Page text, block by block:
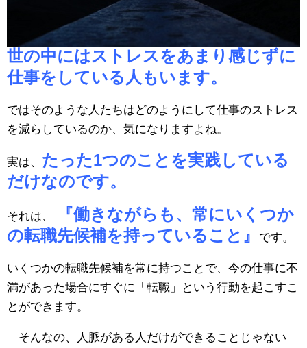
世の中にはストレスをあまり感じずに
仕事をしている人もいます。
ではそのような人たちはどのようにして仕事のストレス
を減らしているのか、気になりますよね。
実は、 たった1つのことを実践している
だけなのです。
それは、
『働きながらも、常にいくつか
の転職先候補を持っていること』
です。
いくつかの転職先候補を常に持つことで、今の仕事に不
満があった場合にすぐに「転職」という行動を起こすこ
とができます。
「そんなの、人脈がある人だけができることじゃない